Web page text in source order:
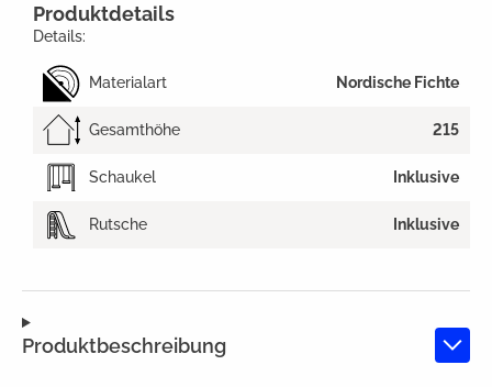
Produktbeschreibung
Produktdetails
Details:
Materialart Nordische Fichte
Gesamthöhe 215
Schaukel Inklusive
Rutsche Inklusive